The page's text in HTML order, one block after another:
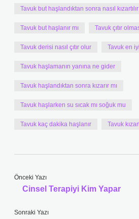
Tavuk but haşlandıktan sonra nasıl kızartılır
Tavuk but haşlanır mı Tavuk çıtır
Tavuk derisi nasıl çıtır olur Tavuk en
Tavuk haşlamanın yanına ne gider
Tavuk haşlandıktan sonra kızarır mı
Tavuk haşlarken su sıcak mı soğuk mu
Tavuk kaç dakika haşlanır Tavuk
Önceki Yazı
Cinsel Terapiyi Kim Yapar
Sonraki Yazı